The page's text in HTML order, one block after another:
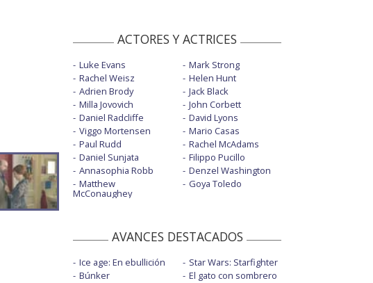
ACTORES Y ACTRICES
Luke Evans
Rachel Weisz
Adrien Brody
Milla Jovovich
Daniel Radcliffe
Viggo Mortensen
Paul Rudd
Daniel Sunjata
Annasophia Robb
Matthew
McConaughey
Mark Strong
Helen Hunt
Jack Black
John Corbett
David Lyons
Mario Casas
Rachel McAdams
Filippo Pucillo
Denzel Washington
Goya Toledo
AVANCES DESTACADOS
Ice age: En ebullición
Búnker
Star Wars: Starfighter
El gato con sombrero